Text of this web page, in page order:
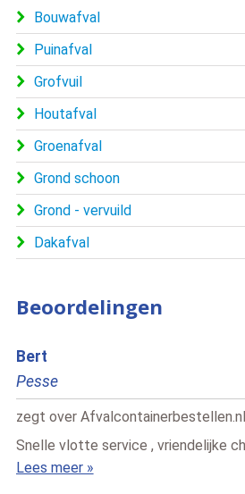
Bouwafval
Puinafval
Grofvuil
Houtafval
Groenafval
Grond schoon
Grond - vervuild
Dakafval
Beoordelingen
:
zegt over
Dit is de